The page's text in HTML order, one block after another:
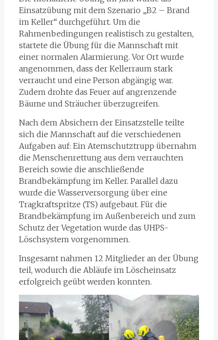
Einsatzübung mit dem Szenario „B2 – Brand
im Keller“ durchgeführt. Um die
Rahmenbedingungen realistisch zu gestalten,
startete die Übung für die Mannschaft mit
einer normalen Alarmierung. Vor Ort wurde
angenommen, dass der Kellerraum stark
verraucht und eine Person abgängig war.
Zudem drohte das Feuer auf angrenzende
Bäume und Sträucher überzugreifen.
Nach dem Absichern der Einsatzstelle teilte
sich die Mannschaft auf die verschiedenen
Aufgaben auf: Ein Atemschutztrupp übernahm
die Menschenrettung aus dem verrauchten
Bereich sowie die anschließende
Brandbekämpfung im Keller. Parallel dazu
wurde die Wasserversorgung über eine
Tragkraftspritze (TS) aufgebaut. Für die
Brandbekämpfung im Außenbereich und zum
Schutz der Vegetation wurde das UHPS-
Löschsystem vorgenommen.
Insgesamt nahmen 12 Mitglieder an der Übung
teil, wodurch die Abläufe im Löscheinsatz
erfolgreich geübt werden konnten.